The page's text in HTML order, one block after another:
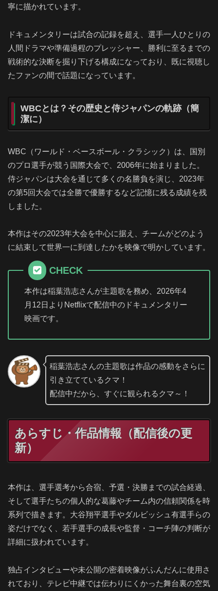
寧に描かれています。
ドキュメンタリーは試合の記録を超え、選手一人ひとりの
人間ドラマや準備過程のプレッシャー、勝利に至るまでの
戦術的な決断を掘り下げる構成になっており、既に視聴し
たファンの間で話題になっています。
WBCとは？その歴史と侍ジャパンの軌跡（簡
潔に）
WBC（ワールド・ベースボール・クラシック）は、国別
のプロ選手が競う国際大会で、2006年に始まりました。
侍ジャパンは大会を通じて多くの名勝負を演じ、2023年
の第5回大会では全勝で優勝するなど記憶に残る成績を残
しました。
本作はその2023年大会を中心に据え、チームがどのよう
に結束して世界一に到達したかを映像で明かしています。
CHECK
本作は稲葉浩志さんが主題歌を務め、2026年4
月12日よりNetflixで配信中のドキュメンタリー
映画です。
稲葉浩志さんの主題歌は作品の感動をさらに
引き立てているクマ！
配信中だから、すぐに観られるクマ～！
あらすじ・作品情報（配信後の更
新）
本作は、選手選考から合宿、予選・決勝までの試合経過、
そして選手たちの個人的な葛藤やチーム内の信頼関係を時
系列で描きます。大谷翔平選手やダルビッシュ有選手らの
姿だけでなく、若手選手の成長や監督・コーチ陣の判断が
詳細に扱われています。
独占インタビューや未公開の密着映像がふんだんに使用さ
れており、テレビ中継では伝わりにくかった舞台裏の空気